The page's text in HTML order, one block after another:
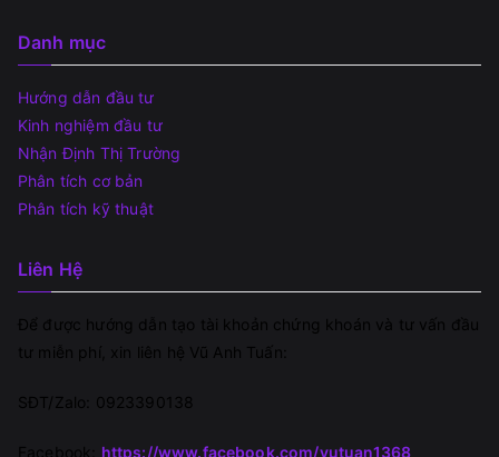
Danh mục
Hướng dẫn đầu tư
Kinh nghiệm đầu tư
Nhận Định Thị Trường
Phân tích cơ bản
Phân tích kỹ thuật
Liên Hệ
Để được hướng dẫn tạo tài khoản chứng khoán và tư vấn đầu
tư miễn phí, xin liên hệ Vũ Anh Tuấn:
SĐT/Zalo: 0923390138
Facebook: https://www.facebook.com/vutuan1368